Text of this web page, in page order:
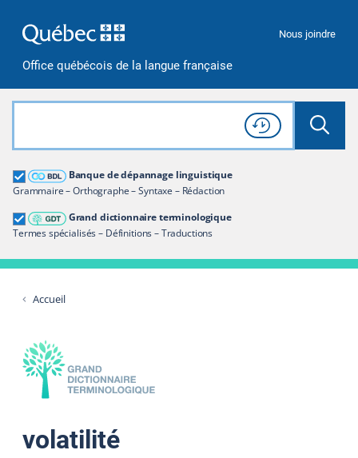
Office québécois de la langue française
Nous joindre
Rechercher dans tout le site
Lancer
Consulter l'
Historique
de recherche
Banque de dépannage linguistique
Grammaire – Orthographe – Syntaxe – Rédaction
Grand dictionnaire terminologique
Termes spécialisés – Définitions – Traductions
Grand dictionnaire terminologique
Restreindre aux termes
Accueil
volatilité